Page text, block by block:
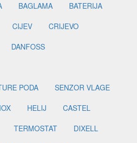
BAGLAMA
BATERIJA
CIJEV
CRIJEVO
DANFOSS
PODA
SENZOR VLAGE
HELIJ
CASTEL
TERMOSTAT
DIXELL